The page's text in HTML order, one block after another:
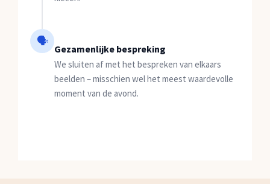
🗣
Gezamenlijke bespreking
We sluiten af met het bespreken van elkaars
beelden – misschien wel het meest waardevolle
moment van de avond.